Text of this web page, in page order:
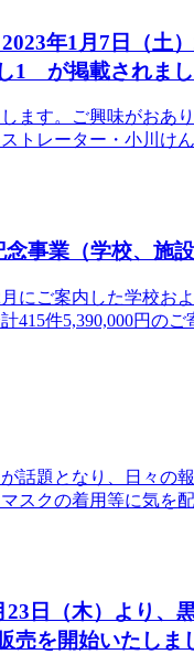
年1月7日（土
が掲載されま
ます。ご興味がおあ
トレーター・小川け
念事業（学校、施
にご案内した学校お
415件5,390,000円の
話題となり、日々の
スクの着用等に気を
23日（木）より
を開始いたしま